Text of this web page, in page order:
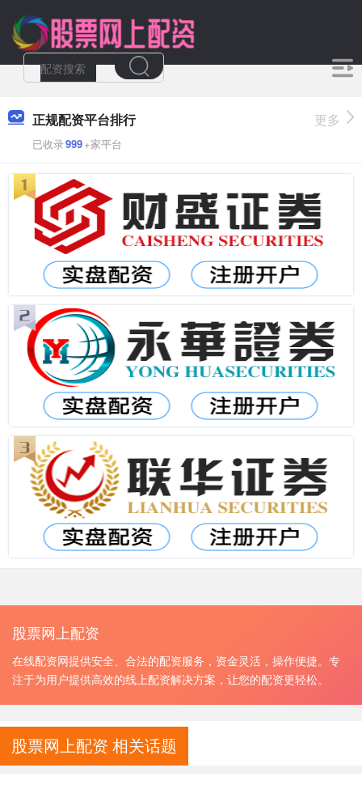
正规配资平台排行
已收录999+家平台
更多
股票网上配资
在线配资网提供安全、合法的配资服务，资金灵活，操作便捷。专
注于为用户提供高效的线上配资解决方案，让您的配资更轻松。
股票网上配资 相关话题